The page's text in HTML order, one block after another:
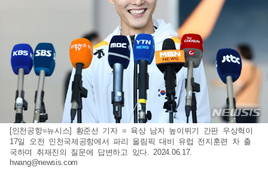
[인천공항=뉴시스] 황준선 기자 = 육상 남자 높이뛰기 간판 우상혁이
17일 오전 인천국제공항에서 파리 올림픽 대비 유럽 전지훈련 차 출
국하며 취재진의 질문에 답변하고 있다. 2024.06.17.
hwang@newsis.com